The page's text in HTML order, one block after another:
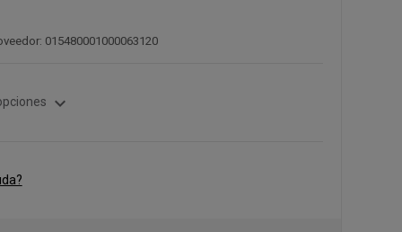
015480001000063120
expand_more